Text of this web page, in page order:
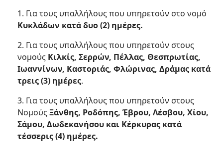
1. Για τους υπαλλήλους που υπηρετούν στο νομό
Κυκλάδων κατά δυο (2) ημέρες.
2. Για τους υπαλλήλους που υπηρετούν στους
νομούς Κιλκίς, Σερρών, Πέλλας, Θεσπρωτίας,
Ιωαννίνων, Καστοριάς, Φλώρινας, Δράμας κατά
τρεις (3) ημέρες.
3. Για τους υπαλλήλους που υπηρετούν στους
ΝομούςΞάνθης, Ροδόπης, Έβρου, Λέσβου, Χίου,
Σάμου, Δωδεκανήσου και Κέρκυρας κατά
τέσσερις (4) ημέρες.